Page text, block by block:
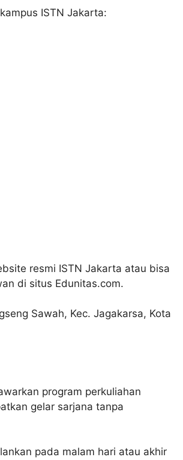
ISTN Jakarta:
resmi ISTN Jakarta atau bisa
di situs Edunitas.com.
Sawah, Kec. Jagakarsa, Kota
program perkuliahan
gelar sarjana tanpa
pada malam hari atau akhir